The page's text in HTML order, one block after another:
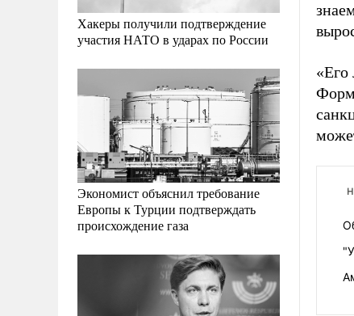
Хакеры получили подтверждение
участия НАТО в ударах по России
Экономист объяснил требование
Европы к Турции подтверждать
происхождение газа
«Его